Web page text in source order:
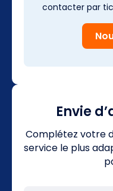
contacter par
Envie
Complétez votre
service le plus